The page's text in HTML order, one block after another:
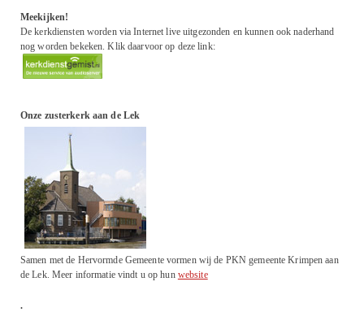
Meekijken!
De kerkdiensten worden via Internet live uitgezonden en kunnen ook naderhand
nog worden bekeken. Klik daarvoor op deze link:
Onze zusterkerk aan de Lek
Samen met de Hervormde Gemeente vormen wij de PKN gemeente Krimpen aan
de Lek. Meer informatie vindt u op hun website
.